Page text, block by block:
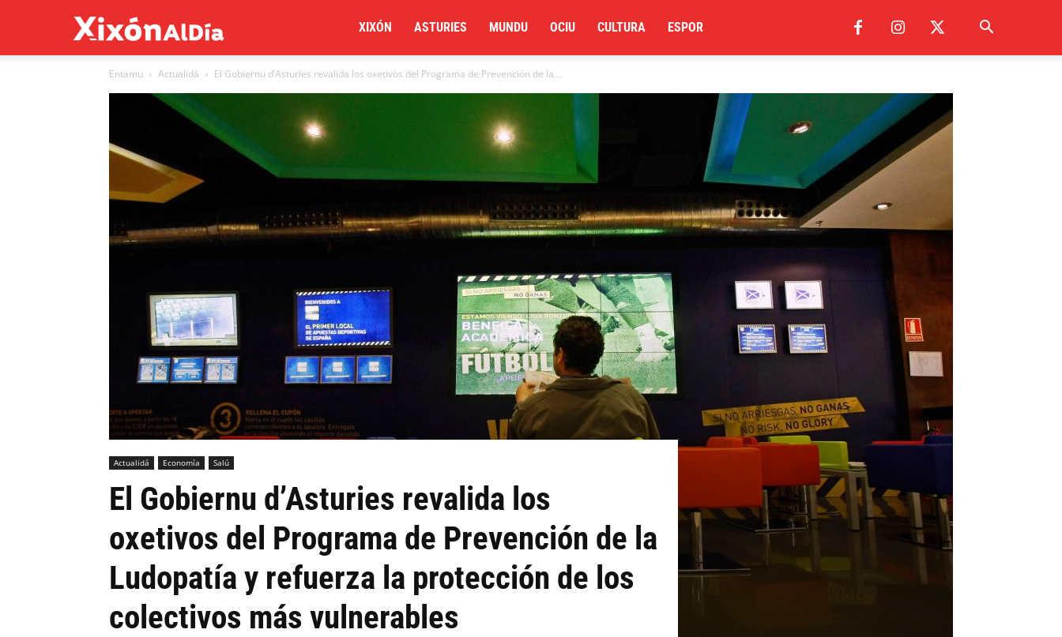
al
día
XIXÓN ASTURIES MUNDU OCIU CULTURA ESPOR
Entamu Actualidá El Gobiernu d’Asturies revalida los oxetivos del Programa de Prevención de la...
Actualidá Economía Salú
El Gobiernu d’Asturies revalida los
oxetivos del Programa de Prevención de la
Ludopatía y refuerza la protección de los
colectivos más vulnerables